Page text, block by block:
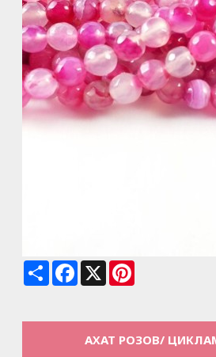
Share Facebook
X
АХАТ РОЗОВ/